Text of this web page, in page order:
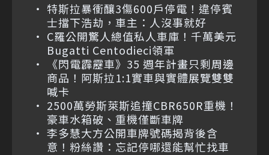
特斯拉暴衝釀3傷600戶停電！違停賓
士擋下浩劫，車主：人沒事就好
C羅公開驚人總值私人車庫！千萬美元
Bugatti Centodieci領軍
《閃電霹靂車》35 週年計畫只剩周邊
商品！阿斯拉1:1實車與實體展覽雙雙
喊卡
2500萬勞斯萊斯追撞CBR650R重機！
豪車水箱破、重機僅斷車牌
李多慧大方公開車牌號碼揭背後含
意！粉絲讚：忘記停哪還能幫忙找車